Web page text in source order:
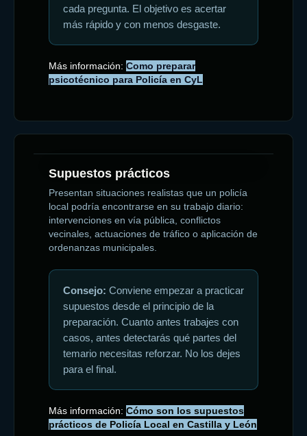
cada pregunta. El objetivo es acertar
más rápido y con menos desgaste.
Más información: Como preparar
psicotécnico para Policía en CyL
Supuestos prácticos
Presentan situaciones realistas que un policía
local podría encontrarse en su trabajo diario:
intervenciones en vía pública, conflictos
vecinales, actuaciones de tráfico o aplicación de
ordenanzas municipales.
Consejo: Conviene empezar a practicar
supuestos desde el principio de la
preparación. Cuanto antes trabajes con
casos, antes detectarás qué partes del
temario necesitas reforzar. No los dejes
para el final.
Más información: Cómo son los supuestos
prácticos de Policía Local en Castilla y León